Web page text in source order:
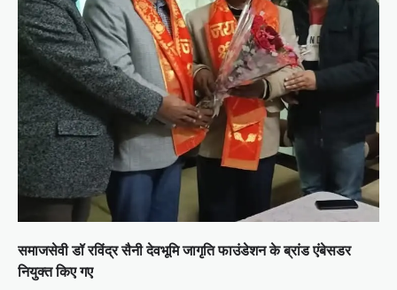
समाजसेवी डॉ रविंद्र सैनी देवभूमि जागृति फाउंडेशन के ब्रांड एंबेसडर
नियुक्त किए गए